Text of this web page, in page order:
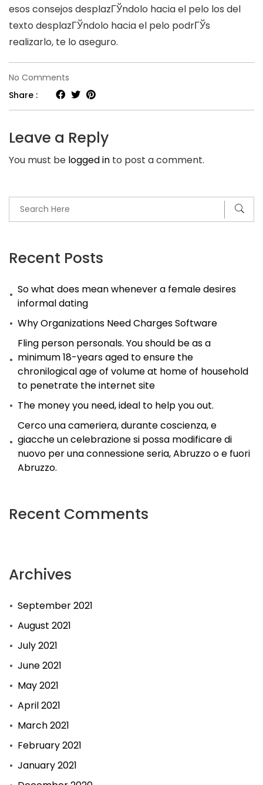
Recent Posts
So what does mean whenever a female desires
informal dating
Why Organizations Need Charges Software
Fling person personals. You should be as a
minimum 18-years aged to ensure the
chronilogical age of volume at home of household
to penetrate the internet site
The money you need, ideal to help you out.
Cerco una cameriera, durante coscienza, e
giacche un celebrazione si possa modificare di
nuovo per una connessione seria, Abruzzo o e fuori
Abruzzo.
Recent Comments
Archives
September 2021
August 2021
July 2021
June 2021
May 2021
April 2021
March 2021
February 2021
January 2021
esos consejos desplazГЎndolo hacia el pelo los del
texto desplazГЎndolo hacia el pelo podrГЎs
realizarlo, te lo aseguro.
No Comments
Igual
que
conquistar
un
GГ©minis
Share :
Leave a Reply
You must be logged in to post a comment.